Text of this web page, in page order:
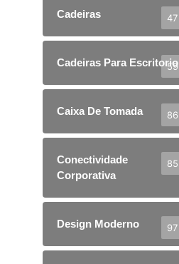
Cadeiras 47
Cadeiras Para Escritorio
59
Caixa De Tomada 86
Conectividade
Corporativa
85
Design Moderno 97